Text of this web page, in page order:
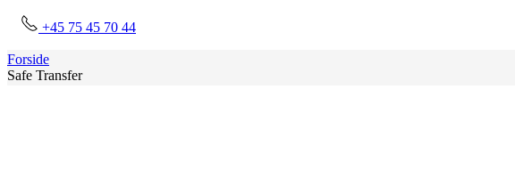
+45 75 45 70 44
Forside
Safe Transfer